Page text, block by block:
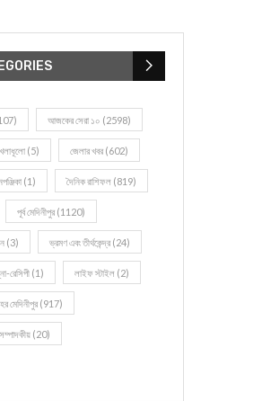
আজকের সেরা ১০ (2598)
(5) জেলার খবর (602)
(1) দৈনিক রাশিফল (819)
পূর্ব মেদিনীপুর (1120)
(3) ভ্রমণ এবং তীর্থকেন্দ্র (24)
রেসিপী (1) লাইফ স্টাইল (2)
মেদিনীপুর (917)
সম্পাদকীয় (20)